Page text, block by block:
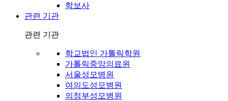
학보사
관련 기관
관련 기관
학교법인 가톨릭학원
가톨릭중앙의료원
서울성모병원
여의도성모병원
의정부성모병원